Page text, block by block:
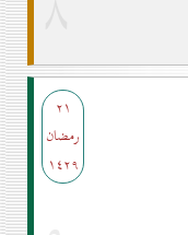
۲۱
رمضان
۱٤۲۹